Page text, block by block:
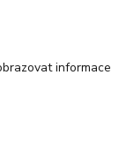
informace